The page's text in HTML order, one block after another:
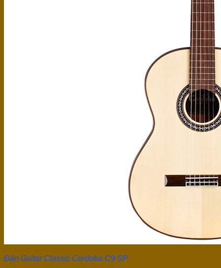
Đàn Guitar Classic Cordoba C9 SP